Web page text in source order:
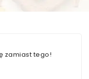
zamiast tego!